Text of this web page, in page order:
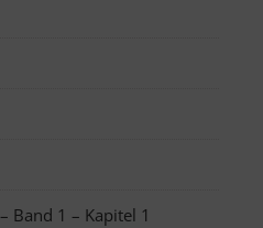
Band 1 – Kapitel 1